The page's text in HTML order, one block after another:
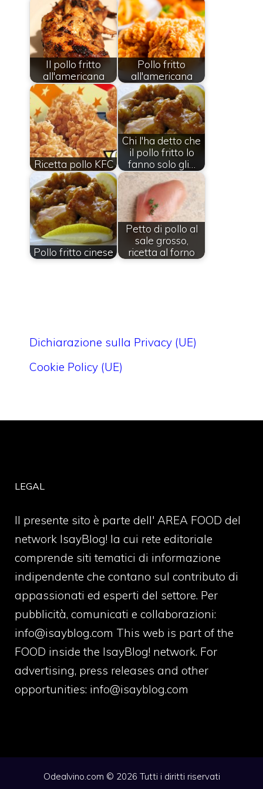
Il pollo fritto
all'americana
Pollo fritto
all'americana
Ricetta pollo KFC
Chi l'ha detto che
il pollo fritto lo
fanno solo gli…
Pollo fritto cinese
Petto di pollo al
sale grosso,
ricetta al forno
Dichiarazione sulla Privacy (UE)
Cookie Policy (UE)
LEGAL
Il presente sito è parte dell' AREA FOOD del
network IsayBlog! la cui rete editoriale
comprende siti tematici di informazione
indipendente che contano sul contributo di
appassionati ed esperti del settore. Per
pubblicità, comunicati e collaborazioni:
info@isayblog.com This web is part of the
FOOD inside the IsayBlog! network. For
advertising, press releases and other
opportunities: info@isayblog.com
Odealvino.com © 2026 Tutti i diritti riservati